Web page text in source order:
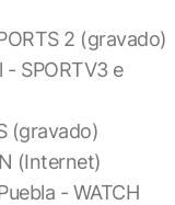
2 (gravado)
SPORTV3 e
(gravado)
(Internet)
- WATCH